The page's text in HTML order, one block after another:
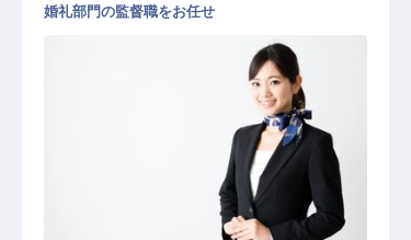
婚礼部門の監督職をお任せ